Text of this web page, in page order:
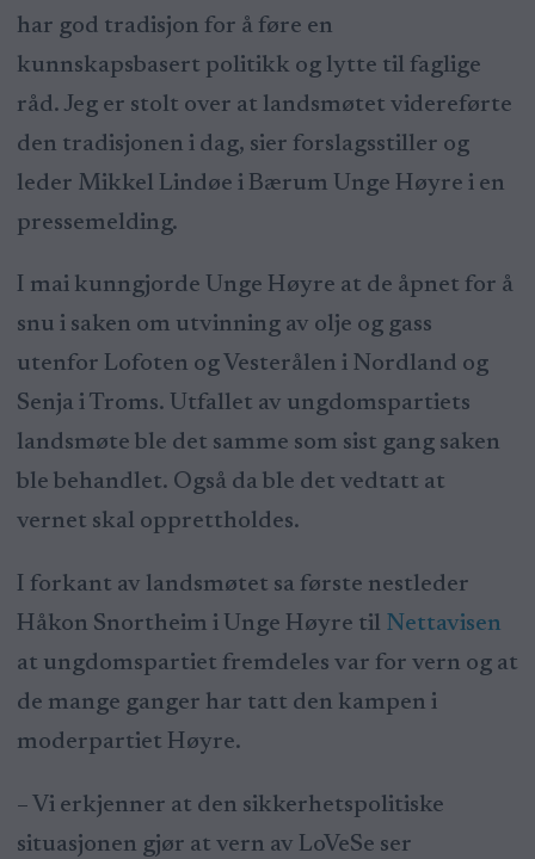
har god tradisjon for å føre en
kunnskapsbasert politikk og lytte til faglige
råd. Jeg er stolt over at landsmøtet videreførte
den tradisjonen i dag, sier forslagsstiller og
leder Mikkel Lindøe i Bærum Unge Høyre i en
pressemelding.
I mai kunngjorde Unge Høyre at de åpnet for å
snu i saken om utvinning av olje og gass
utenfor Lofoten og Vesterålen i Nordland og
Senja i Troms. Utfallet av ungdomspartiets
landsmøte ble det samme som sist gang saken
ble behandlet. Også da ble det vedtatt at
vernet skal opprettholdes.
I forkant av landsmøtet sa første nestleder
Håkon Snortheim i Unge Høyre til Nettavisen
at ungdomspartiet fremdeles var for vern og at
de mange ganger har tatt den kampen i
moderpartiet Høyre.
– Vi erkjenner at den sikkerhetspolitiske
situasjonen gjør at vern av LoVeSe ser